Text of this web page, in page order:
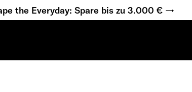
the Everyday: Spare bis zu 3.000 € →